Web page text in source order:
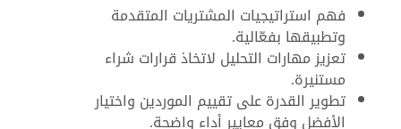
فهم استراتيجيات المشتريات المتقدمة
وتطبيقها بفعّالية.
تعزيز مهارات التحليل لاتخاذ قرارات شراء
مستنيرة.
تطوير القدرة على تقييم الموردين واختيار
الأفضل وفق معايير أداء واضحة.